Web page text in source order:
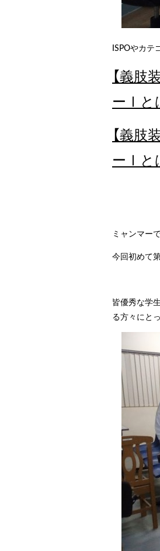
ISPOやカテ
【義肢
ーⅠと
【義肢
ーⅠと
ミャンマー
今回初めて
皆優秀な学
る方々にと